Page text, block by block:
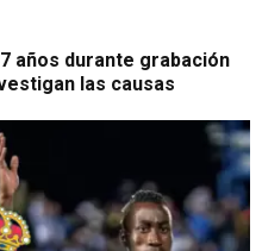
años durante grabación
las causas